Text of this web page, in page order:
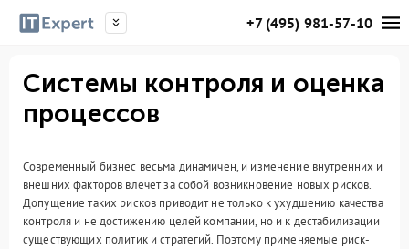
+7 (495) 981-57-10
Системы контроля и оценка
процессов
Современный бизнес весьма динамичен, и изменение внутренних и
внешних факторов влечет за собой возникновение новых рисков.
Допущение таких рисков приводит не только к ухудшению качества
контроля и не достижению целей компании, но и к дестабилизации
существующих политик и стратегий. Поэтому применяемые риск-